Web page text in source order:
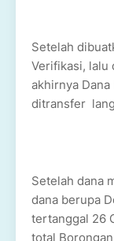
Setelah
Verifikasi, lalu
akhirnya
ditransfer
Setelah dana
dana berupa
tertanggal 26
total